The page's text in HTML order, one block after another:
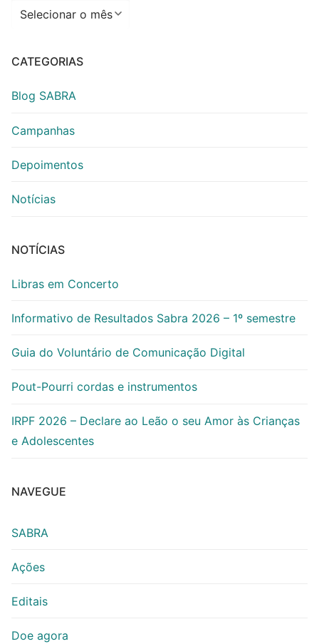
Arquivos
CATEGORIAS
Blog SABRA
Campanhas
Depoimentos
Notícias
NOTÍCIAS
Libras em Concerto
Informativo de Resultados Sabra 2026 – 1º semestre
Guia do Voluntário de Comunicação Digital
Pout-Pourri cordas e instrumentos
IRPF 2026 – Declare ao Leão o seu Amor às Crianças
e Adolescentes
NAVEGUE
SABRA
Ações
Editais
Doe agora